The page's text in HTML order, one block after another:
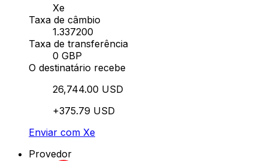
Xe
Taxa de câmbio
1.337200
Taxa de transferência
0 GBP
O destinatário recebe
26,744.00 USD
+375.79 USD
Enviar com Xe
Provedor